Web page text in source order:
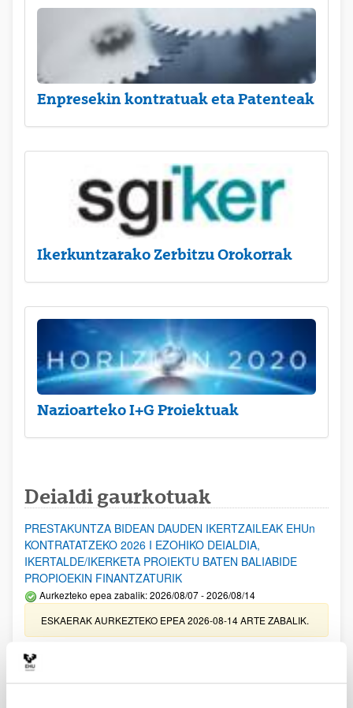
Enpresekin kontratuak eta Patenteak
Ikerkuntzarako Zerbitzu Orokorrak
Nazioarteko I+G Proiektuak
Deialdi gaurkotuak
PRESTAKUNTZA BIDEAN DAUDEN IKERTZAILEAK EHUn
KONTRATATZEKO 2026 I EZOHIKO DEIALDIA,
IKERTALDE/IKERKETA PROIEKTU BATEN BALIABIDE
PROPIOEKIN FINANTZATURIK
Aurkezteko epea zabalik: 2026/08/07 - 2026/08/14
ESKAERAK AURKEZTEKO EPEA 2026-08-14 ARTE ZABALIK.
UPV/EHUn Azpiegitura Zientifikoa eta Funts Bibliografikoak
erosi eta berritzeko laguntzak 2026